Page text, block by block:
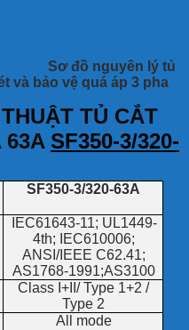
nguyên lý tủ
và bảo vệ quá áp 3 pha
TỦ CẮT
63A SF350-3/320-
SF350-3/320-63A
IEC61643-11; UL1449-
4th; IEC610006;
ANSI/IEEE C62.41;
AS1768-1991;AS3100
Class I+II/ Type 1+2 /
Type 2
All mode